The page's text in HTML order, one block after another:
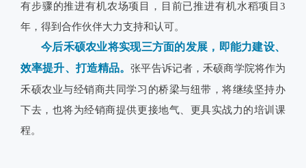
有步骤的推进有机农场项目，目前已推进有机水稻项目3
年，得到合作伙伴大力支持和认可。
今后禾硕农业将实现三方面的发展，即能力建设、
效率提升、打造精品。张平告诉记者，禾硕商学院将作为
禾硕农业与经销商共同学习的桥梁与纽带，将继续坚持办
下去，也将为经销商提供更接地气、更具实战力的培训课
程。